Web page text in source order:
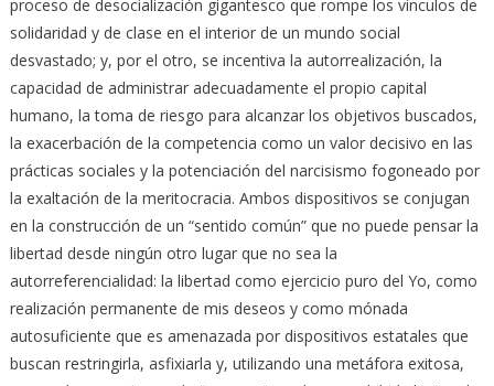
proceso de desocialización gigantesco que rompe los vínculos de
solidaridad y de clase en el interior de un mundo social
desvastado; y, por el otro, se incentiva la autorrealización, la
capacidad de administrar adecuadamente el propio capital
humano, la toma de riesgo para alcanzar los objetivos buscados,
la exacerbación de la competencia como un valor decisivo en las
prácticas sociales y la potenciación del narcisismo fogoneado por
la exaltación de la meritocracia. Ambos dispositivos se conjugan
en la construcción de un “sentido común” que no puede pensar la
libertad desde ningún otro lugar que no sea la
autorreferencialidad: la libertad como ejercicio puro del Yo, como
realización permanente de mis deseos y como mónada
autosuficiente que es amenazada por dispositivos estatales que
buscan restringirla, asfixiarla y, utilizando una metáfora exitosa,